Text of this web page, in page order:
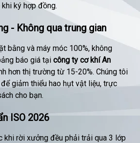
ký hợp đồng.
- Không qua trung gian
bằng và máy móc 100%, không
báo giá tại công ty cơ khí An
hơn thị trường từ 15-20%. Chúng tôi
giảm thiểu hao hụt vật liệu, trực
cho bạn.
ISO 2026
khi rời xưởng đều phải trải qua 3 lớp